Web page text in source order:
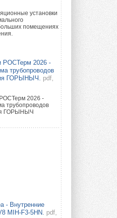
установки
помещениях
РОСТерм 2026 -
трубопроводов
ГОРЫНЫЧ.
pdf,
РОСТерм 2026 -
трубопроводов
ГОРЫНЫЧ
- Внутренние
MIH-F3-5HN.
pdf,